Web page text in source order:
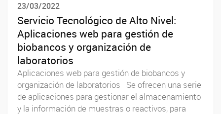
23/03/2022
Servicio Tecnológico de Alto Nivel:
Aplicaciones web para gestión de
biobancos y organización de
laboratorios
Aplicaciones web para gestión de biobancos y
organización de laboratorios Se ofrecen una serie
de aplicaciones para gestionar el almacenamiento
y la información de muestras o reactivos, para